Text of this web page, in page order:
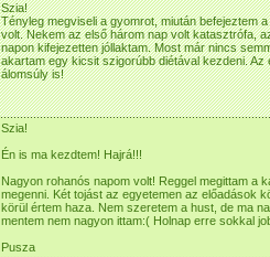
Szia!
Tényleg megviseli a gyomrot, miután befejeztem
volt. Nekem az első három nap volt katasztrófa,
napon kifejezetten jóllaktam. Most már nincs
akartam egy kicsit szigorúbb diétával kezdeni.
álomsúly is!
Szia!
Én is ma kezdtem! Hajrá!!!
Nagyon rohanós napom volt! Reggel megittam a
megenni. Két tojást az egyetemen az előadások
körül értem haza. Nem szeretem a hust, de ma
mentem nem nagyon ittam:( Holnap erre sokkal
Pusza